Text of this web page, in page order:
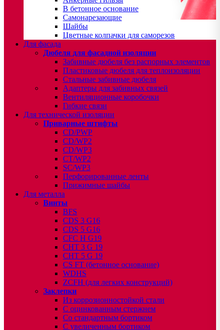
В бетонное основание
Самонарезающие
Шайбы
Цветные колпачки для саморезов
Для фасада
Дюбеля для фасадной изоляции
Забивные дюбеля без распорных элементов
Пластиковые дюбеля для теплоизоляции
Стальные забивные дюбеля
Адаптеры для забивных связей
Вентиляционные коробочки
Гибкие связи
Для технической изоляции
Приварные штифты
CD/PWP
CD/WP2
CD/WP3
CT/WP2
SC/WP3
Перфорированные ленты
Прижимные шайбы
Для металла
Винты
BFS
CDS 3 G16
CDS 5 G16
CFC H G19
CHT 3 G 19
CHT 5 G 19
CS FT (бетонное основание)
WDHS
ZCFH (для легких конструкций)
Заклепки
Из коррозионностойкой стали
С оцинкованным стержнем
Со стандартным бортиком
С увеличенным бортиком